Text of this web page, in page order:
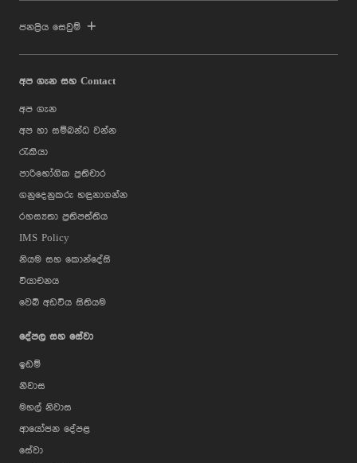
ජනප්‍රිය සෙවුම්
අප ගැන සහ Contact
අප ගැන
අප හා සම්බන්ධ වන්න
රැකියා
පාරිභෝගික ප්‍රතිචාර
ගනුදෙනුකරු හඳුනාගන්න
රහස්‍යතා ප්‍රතිපත්තිය
IMS Policy
නියම සහ කොන්දේසි
වියාචනය
වෙබ් අඩවිය සිතියම
දේපල සහ සේවා
ඉඩම්
නිවාස
මහල් නිවාස
ආයෝජන දේපළ
සේවා